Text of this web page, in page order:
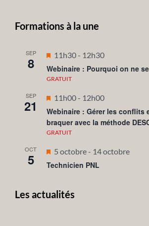
Formations à la une
SEP
8
Mis
en
avant
11h30- 12h30
Webinaire : Pourquoi on ne
GRATUIT
SEP
21
Mis
en
avant
11h00- 12h00
Webinaire : Gérer les conflits
braquer avec la méthode
GRATUIT
OCT
5
Mis
en
5 octobre- 14 octobre
Technicien PNL
Les actualités